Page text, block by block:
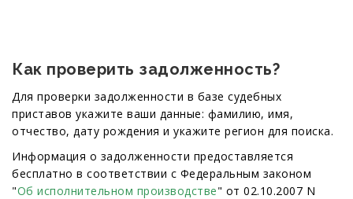
Как проверить задолженность?
Для проверки задолженности в базе судебных
приставов укажите ваши данные: фамилию, имя,
отчество, дату рождения и укажите регион для поиска.
Информация о задолженности предоставляется
бесплатно в соответствии с Федеральным законом
"Об исполнительном производстве" от 02.10.2007 N